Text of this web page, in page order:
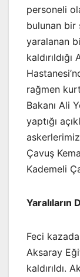
personeli
bulunan bir
yaralanan
rağmen
Bakanı Ali
yaptığı
Çavuş
Kademeli
Feci
Aksaray
kaldırıldı.